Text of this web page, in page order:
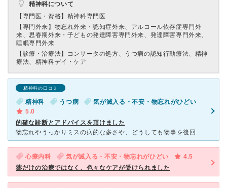
精神科について
【専門医・資格】 精神科専門医
【専門外来】 物忘れ外来・認知症外来、アルコール依存症専門外
来、思春期外来・子どもの発達障害専門外来、発達障害専門外来、
睡眠専門外来
【診療・治療法】 コンサータの処方、うつ病の認知行動療法、精神
療法、精神科デイ・ケア
精神科の口コミ
精神科 うつ病
気が滅入る・不安・物忘れがひどい
5.0
的確な診断とアドバイスを頂けました
物忘れやうっかりミスの病的な多さや、どうしても物事を後回しにしてしまう癖などからADHDを疑い、こちらの病院を受診しました。診察を受けるうちに、すぐにそれはADHDとしての症状ではなく、社会不安障害か
心療内科 気が滅入る・不安・物忘れがひどい
4.5
薬だけの治療ではなく、色々なケアが受けられました